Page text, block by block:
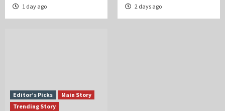
1 day ago 2 days ago
Editor’s Picks
Main Story
Trending Story